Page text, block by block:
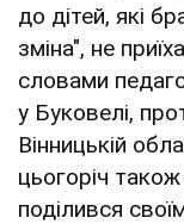
до дітей, які
зміна", не
словами
у Буковелі,
Вінницькій
цьогоріч також
поділився